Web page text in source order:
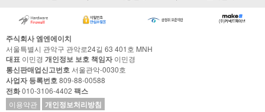
주식회사 엠엔에이치
서울특별시 관악구 관악로24길 63 401호 MNH
대표 이민경 개인정보 보호 책임자이민경
통신판매업신고번호 서울관악-0030호
사업자 등록번호809-88-00588
전화010-3106-4402 팩스
이용약관 개인정보처리방침